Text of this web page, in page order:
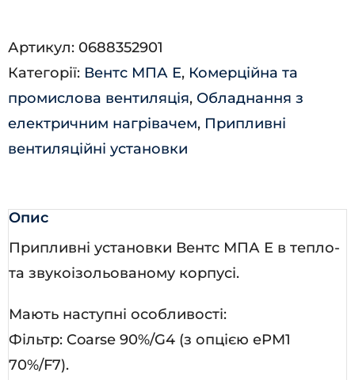
Е-3,3
Л
А70
кількість
Артикул: 0688352901
Категорії: Вентс МПА Е, Комерційна та
промислова вентиляція, Обладнання з
електричним нагрівачем, Припливні
вентиляційні установки
Опис
Припливні установки Вентс МПА Е в тепло-
та звукоізольованому корпусі.
Мають наступні особливості:
Фільтр: Coarse 90%/G4 (з опцією ePM1
70%/F7).